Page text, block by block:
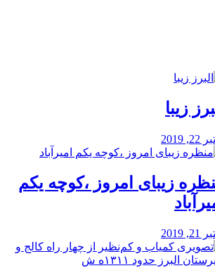
زیبا
2019
زیبای امروز ،کوچه یکم
2019